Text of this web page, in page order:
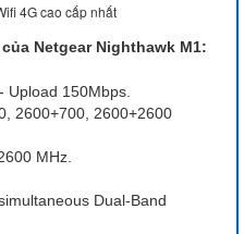
4G cao cấp nhất
Netgear Nighthawk M1:
Upload 150Mbps.
2600+700, 2600+2600
MHz.
Dual-Band